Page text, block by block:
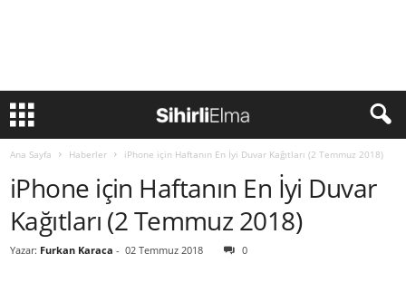
Ana Sayfa Haberler iPhone için Haftanın En İyi Duvar Kağıtları (2 Temmuz 2018)
iPhone için Haftanın En İyi Duvar
Kağıtları (2 Temmuz 2018)
Yazar: Furkan Karaca - 02 Temmuz 2018 0